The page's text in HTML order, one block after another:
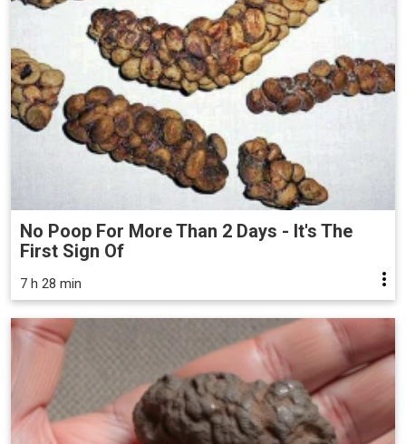
No Poop For More Than 2 Days - It's The
First Sign Of
7 h 28 min